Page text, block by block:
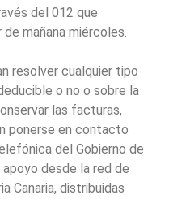
del 012 que
mañana miércoles.
resolver cualquier tipo
o no o sobre la
las facturas,
ponerse en contacto
del Gobierno de
apoyo desde la red de
Canaria, distribuidas